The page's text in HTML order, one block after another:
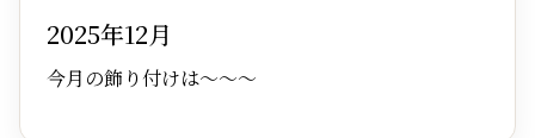
2025年12月
今月の飾り付けは～～～